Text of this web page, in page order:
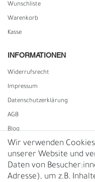
Wunschliste
Warenkorb
Kasse
INFORMATIONEN
Widerrufs­recht
Impressum
Daten­schutz­erklärung
AGB
Blog
Vertrag widerrufen
UNTERNEHMEN
Wir verwenden
unserer Website und
Daten von
Adresse), um z.B.